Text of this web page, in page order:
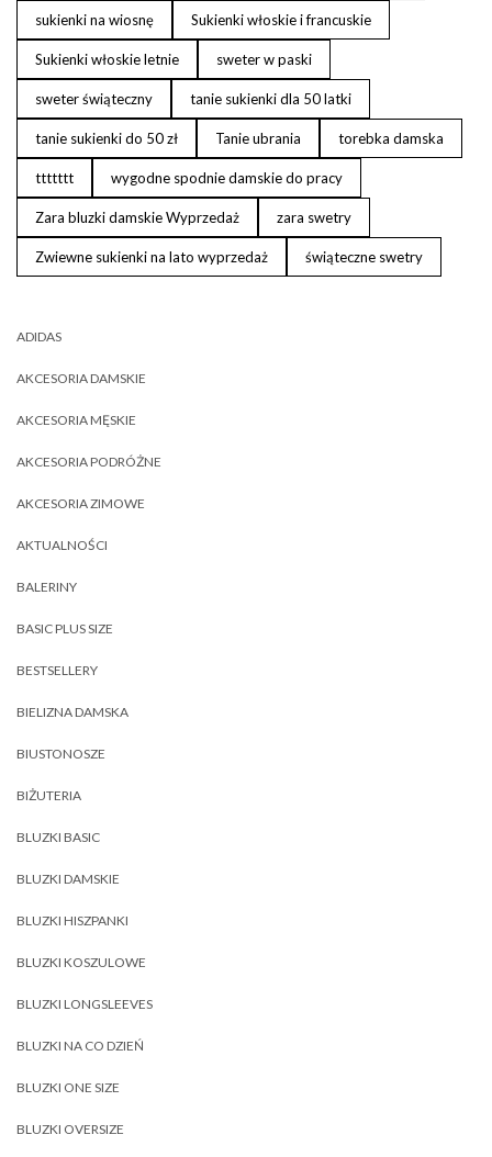
sukienki na wiosnę Sukienki włoskie i francuskie
Sukienki włoskie letnie sweter w paski
sweter świąteczny tanie sukienki dla 50 latki
tanie sukienki do 50 zł Tanie ubrania torebka damska
ttttttt wygodne spodnie damskie do pracy
Zara bluzki damskie Wyprzedaż zara swetry
Zwiewne sukienki na lato wyprzedaż świąteczne swetry
ADIDAS
AKCESORIA DAMSKIE
AKCESORIA MĘSKIE
AKCESORIA PODRÓŻNE
AKCESORIA ZIMOWE
AKTUALNOŚCI
BALERINY
BASIC PLUS SIZE
BESTSELLERY
BIELIZNA DAMSKA
BIUSTONOSZE
BIŻUTERIA
BLUZKI BASIC
BLUZKI DAMSKIE
BLUZKI HISZPANKI
BLUZKI KOSZULOWE
BLUZKI LONGSLEEVES
BLUZKI NA CO DZIEŃ
BLUZKI ONE SIZE
BLUZKI OVERSIZE